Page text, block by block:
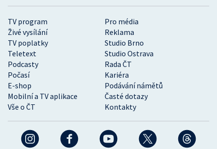
TV program
Pro média
Živé vysílání
Reklama
TV poplatky
Studio Brno
Teletext
Studio Ostrava
Podcasty
Rada ČT
Počasí
Kariéra
E-shop
Podávání námětů
Mobilní a TV aplikace
Časté dotazy
Vše o ČT
Kontakty